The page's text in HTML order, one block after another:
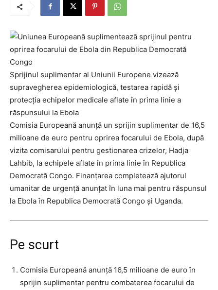
Sprijinul suplimentar al Uniunii Europene vizează
supravegherea epidemiologică, testarea rapidă și
protecția echipelor medicale aflate în prima linie a
răspunsului la Ebola
Comisia Europeană anunță un sprijin suplimentar de 16,5
milioane de euro pentru oprirea focarului de Ebola, după
vizita comisarului pentru gestionarea crizelor, Hadja
Lahbib, la echipele aflate în prima linie în Republica
Democrată Congo. Finanțarea completează ajutorul
umanitar de urgență anunțat în luna mai pentru răspunsul
la Ebola în Republica Democrată Congo și Uganda.
Pe scurt
Comisia Europeană anunță 16,5 milioane de euro în
sprijin suplimentar pentru combaterea focarului de